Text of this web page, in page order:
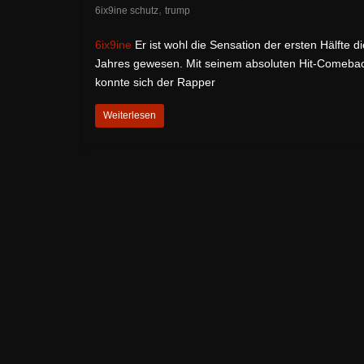
6ix9ine schutz, trump
6ix9ine Er ist wohl die Sensation der ersten Hälfte
Jahres gewesen. Mit seinem absoluten Hit-
konnte sich der Rapper
Weiterlesen